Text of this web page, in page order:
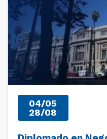
04/05
28/08